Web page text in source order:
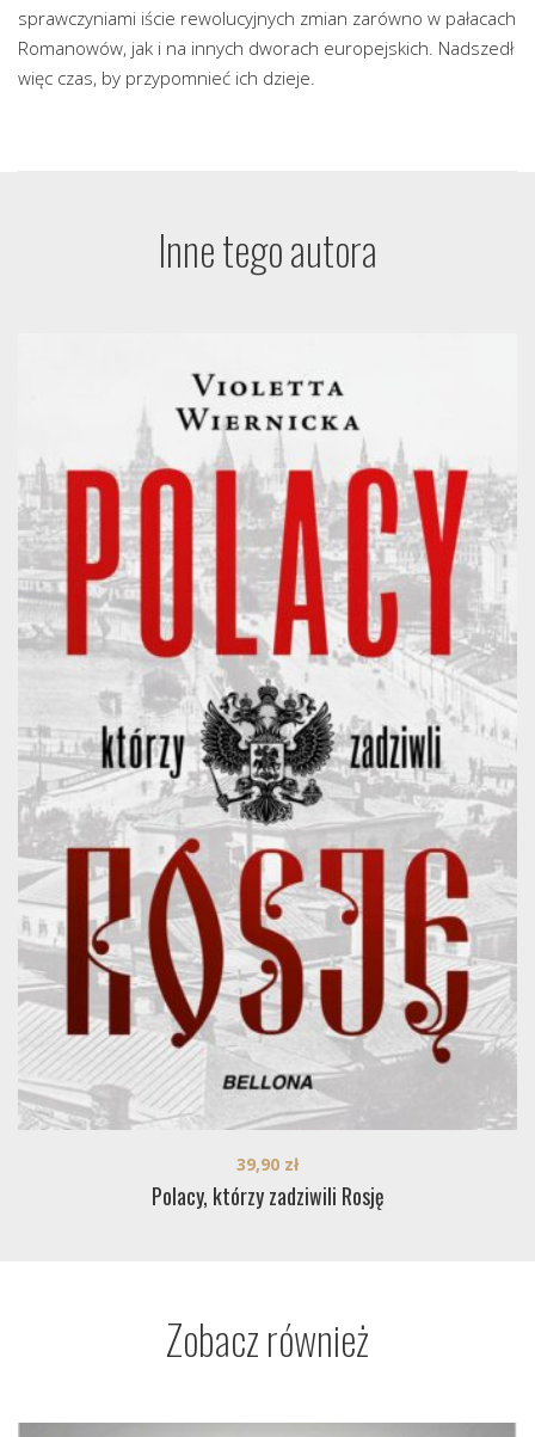
sprawczyniami iście rewolucyjnych zmian zarówno w pałacach
Romanowów, jak i na innych dworach europejskich. Nadszedł
więc czas, by przypomnieć ich dzieje.
Inne tego autora
Polacy, którzy zadziwili Rosję
39,90 zł
Zobacz również